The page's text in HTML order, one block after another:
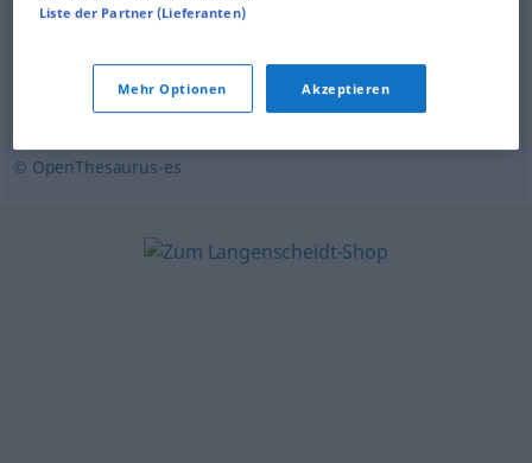
azulejería
adobe,rasilla,teja, tocho briqueta
baldosín
© OpenThesaurus-es
Liste der Partner (Lieferanten)
Mehr Optionen Akzeptieren